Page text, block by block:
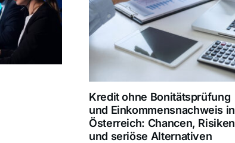
Kredit ohne Bonitätsprüfung
und Einkommensnachweis in
Österreich: Chancen, Risiken
und seriöse Alternativen